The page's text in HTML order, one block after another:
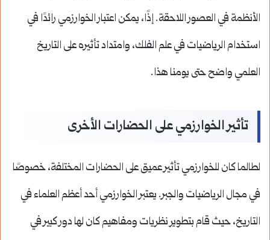
الأنظمة في العصور اللاحقة. إذًا، يمكن اعتبار الخوارزمي رائدًا في
استخدام الرياضيات في علم الفلك، وامتداد تأثيره على التاريخ
العلمي واضح حتى يومنا هذا.
تأثير الخوارزمي على الحضارات الأخرى
لطالما كان للخوارزمي تأثير عميق على الحضارات المختلفة، خصوصًا
في مجال الرياضيات والجبر. يعتبر الخوارزمي أحد أعظم العلماء في
التاريخ، حيث قام بتطوير نظريات ومفاهيم كان لها دور كبير في